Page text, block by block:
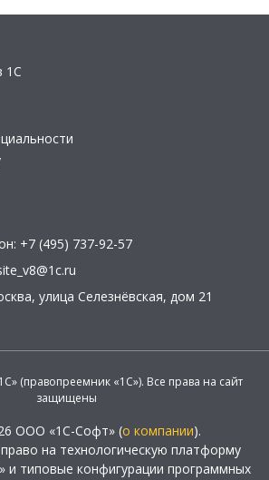
1С
+7 (495) 737-92-57
, улица Селезнёвская, дом 21
(правопреемник «1С»). Все права на сайт
защищены
ООО «1С-Софт» (о компании).
на технологическую платформу
и типовые конфигурации программных